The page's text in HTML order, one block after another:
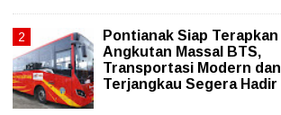
Pontianak Siap Terapkan
Angkutan Massal BTS,
Transportasi Modern dan
Terjangkau Segera Hadir